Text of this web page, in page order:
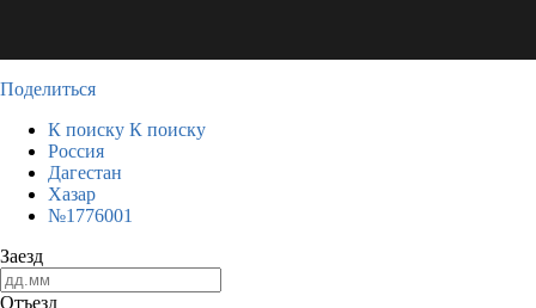
Поделиться
К поиску К поиску
Россия
Дагестан
Хазар
№1776001
Заезд
Отъезд